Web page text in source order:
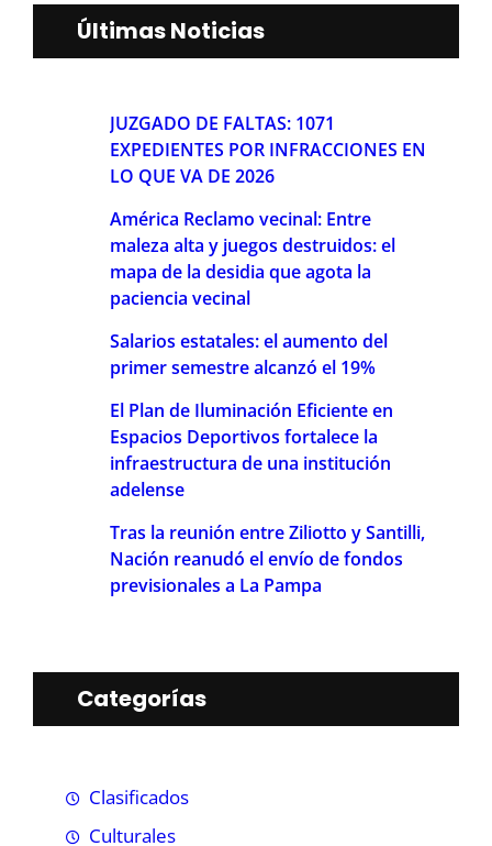
Últimas Noticias
JUZGADO DE FALTAS: 1071
EXPEDIENTES POR INFRACCIONES EN
LO QUE VA DE 2026
América Reclamo vecinal: Entre
maleza alta y juegos destruidos: el
mapa de la desidia que agota la
paciencia vecinal
Salarios estatales: el aumento del
primer semestre alcanzó el 19%
El Plan de Iluminación Eficiente en
Espacios Deportivos fortalece la
infraestructura de una institución
adelense
Tras la reunión entre Ziliotto y Santilli,
Nación reanudó el envío de fondos
previsionales a La Pampa
Categorías
Clasificados
Culturales